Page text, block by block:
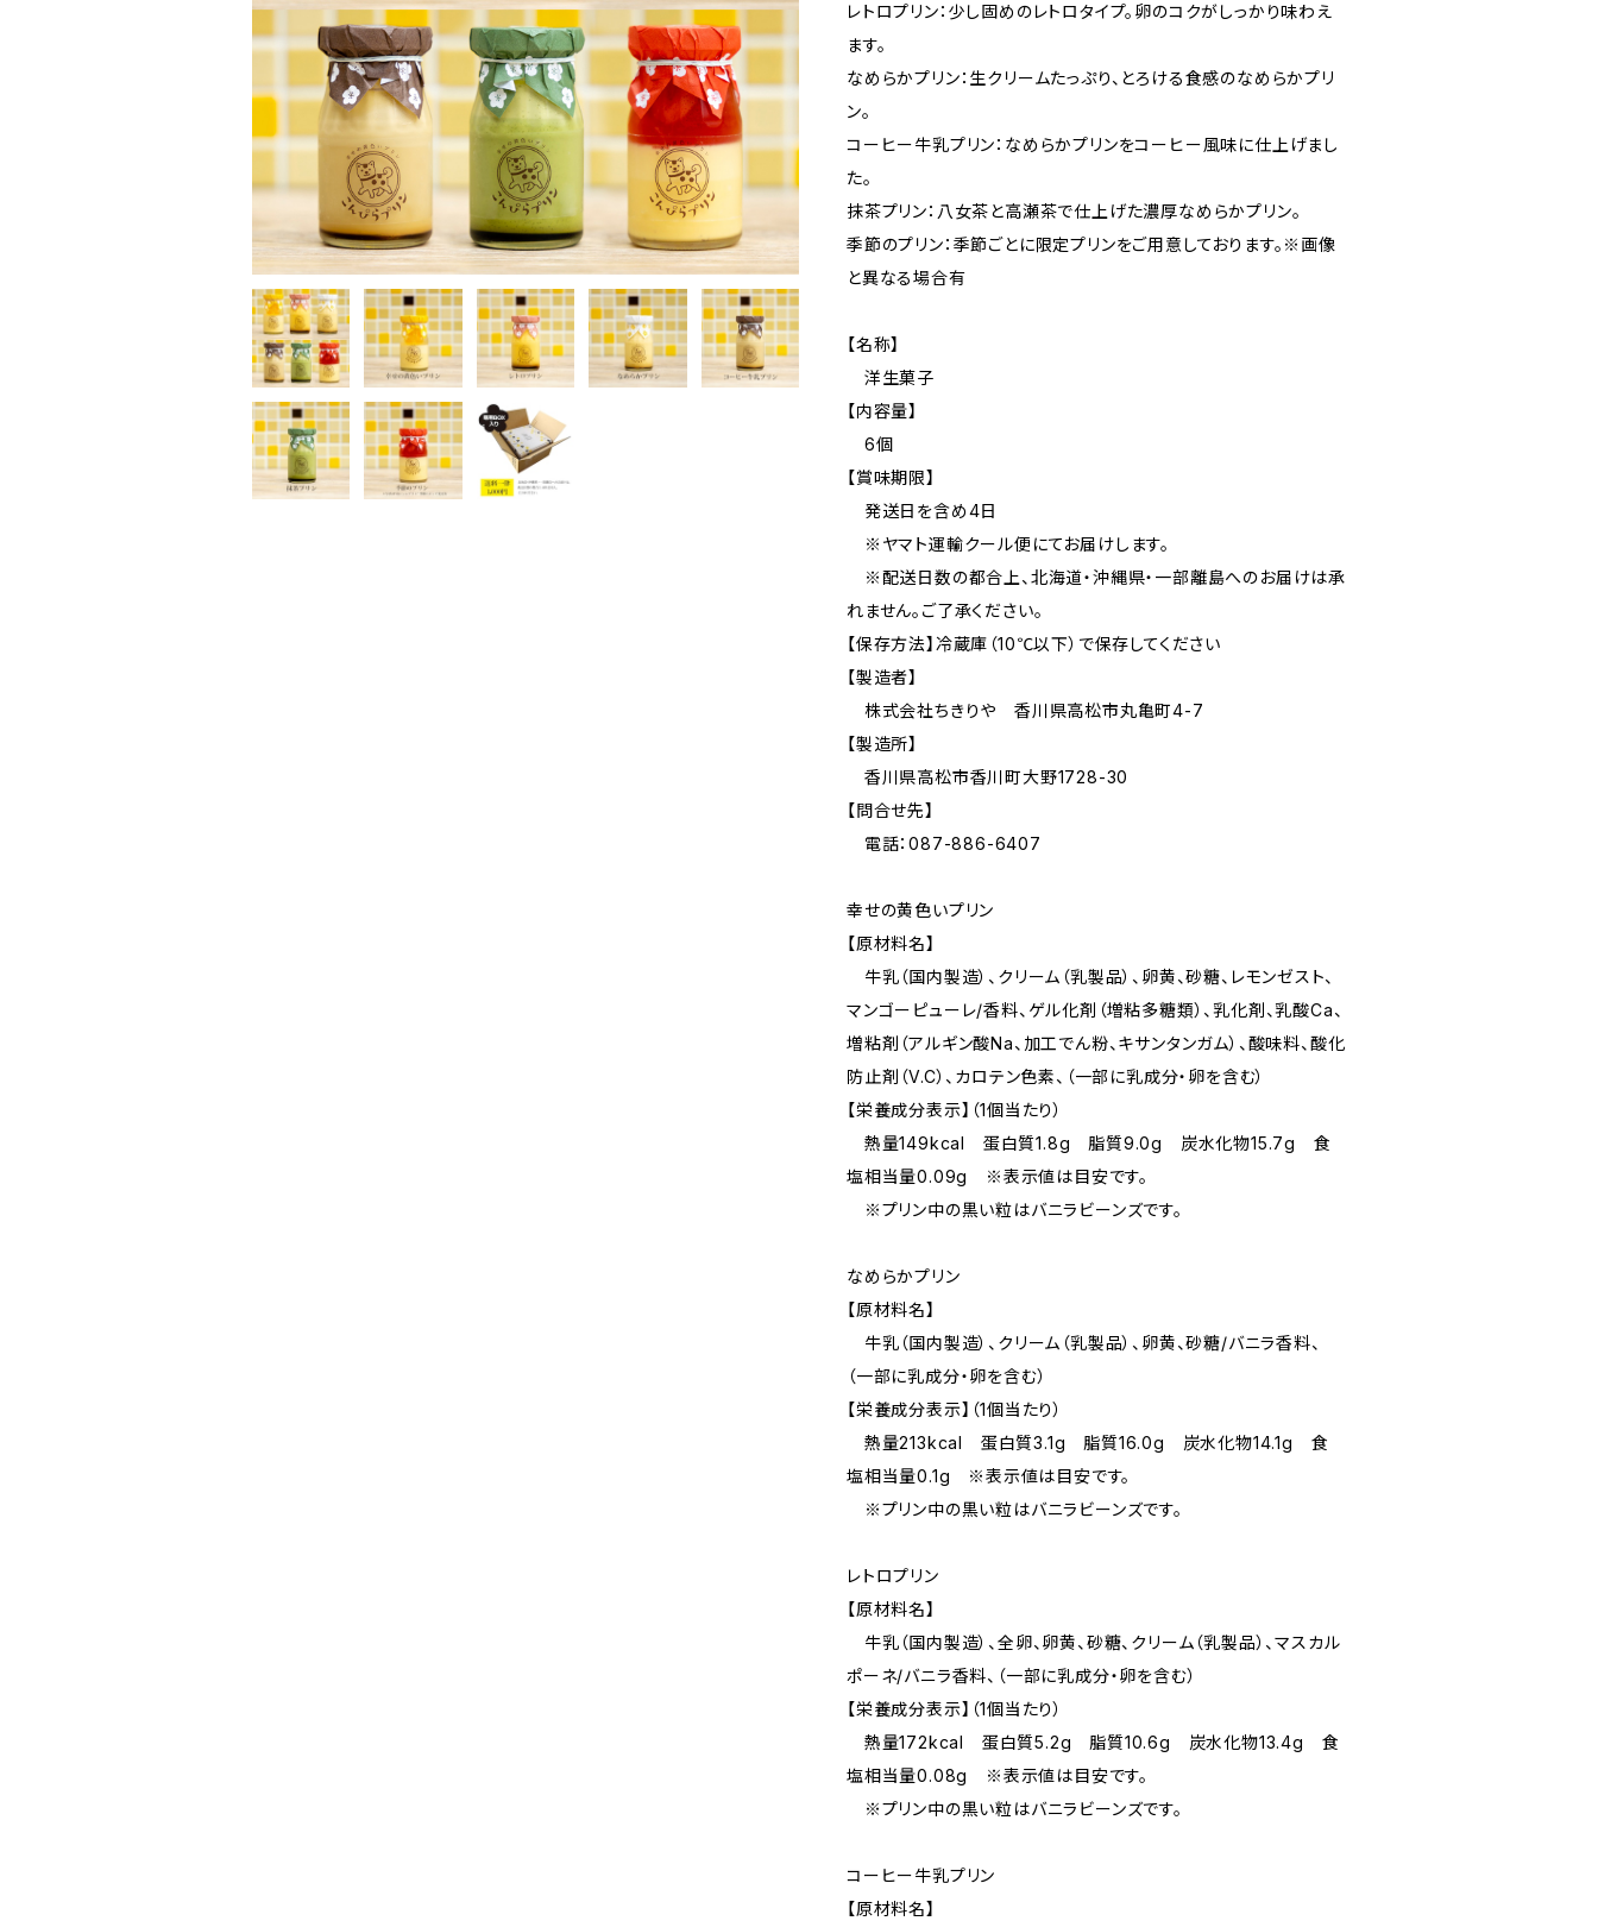
レトロプリン：少し固めのレトロタイプ。卵のコクがしっかり味わえ
ます。
なめらかプリン：生クリームたっぷり、とろける食感のなめらかプリ
ン。
コーヒー牛乳プリン：なめらかプリンをコーヒー風味に仕上げまし
た。
抹茶プリン：八女茶と高瀬茶で仕上げた濃厚なめらかプリン。
季節のプリン：季節ごとに限定プリンをご用意しております。※画像
と異なる場合有
【名称】
洋生菓子
【内容量】
6個
【賞味期限】
発送日を含め4日
※ヤマト運輸クール便にてお届けします。
※配送日数の都合上、北海道・沖縄県・一部離島へのお届けは承
れません。ご了承ください。
【保存方法】冷蔵庫（10℃以下）で保存してください
【製造者】
株式会社ちきりや 香川県高松市丸亀町4-7
【製造所】
香川県高松市香川町大野1728-30
【問合せ先】
電話：087-886-6407
幸せの黄色いプリン
【原材料名】
牛乳（国内製造）、クリーム（乳製品）、卵黄、砂糖、レモンゼスト、
マンゴーピューレ/香料、ゲル化剤（増粘多糖類）、乳化剤、乳酸Ca、
増粘剤（アルギン酸Na、加工でん粉、キサンタンガム）、酸味料、酸化
防止剤（V.C）、カロテン色素、（一部に乳成分・卵を含む）
【栄養成分表示】（1個当たり）
熱量149kcal 蛋白質1.8g 脂質9.0g 炭水化物15.7g 食
塩相当量0.09g ※表示値は目安です。
※プリン中の黒い粒はバニラビーンズです。
なめらかプリン
【原材料名】
牛乳（国内製造）、クリーム（乳製品）、卵黄、砂糖/バニラ香料、
（一部に乳成分・卵を含む）
【栄養成分表示】（1個当たり）
熱量213kcal 蛋白質3.1g 脂質16.0g 炭水化物14.1g 食
塩相当量0.1g ※表示値は目安です。
※プリン中の黒い粒はバニラビーンズです。
レトロプリン
【原材料名】
牛乳（国内製造）、全卵、卵黄、砂糖、クリーム（乳製品）、マスカル
ポーネ/バニラ香料、（一部に乳成分・卵を含む）
【栄養成分表示】（1個当たり）
熱量172kcal 蛋白質5.2g 脂質10.6g 炭水化物13.4g 食
塩相当量0.08g ※表示値は目安です。
※プリン中の黒い粒はバニラビーンズです。
コーヒー牛乳プリン
【原材料名】